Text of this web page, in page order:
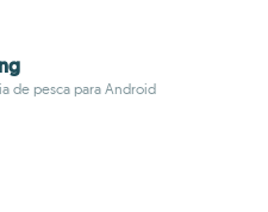
de pesca para Android